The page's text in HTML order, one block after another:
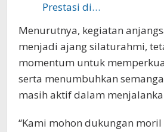
Prestasi di…
Menurutnya, kegiatan
menjadi ajang silaturahmi,
momentum untuk
serta menumbuhkan
masih aktif dalam
“Kami mohon dukungan